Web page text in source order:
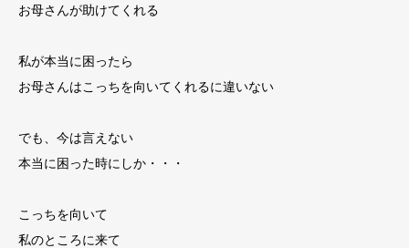
お母さんが助けてくれる
私が本当に困ったら
お母さんはこっちを向いてくれるに違いない
でも、今は言えない
本当に困った時にしか・・・
こっちを向いて
私のところに来て